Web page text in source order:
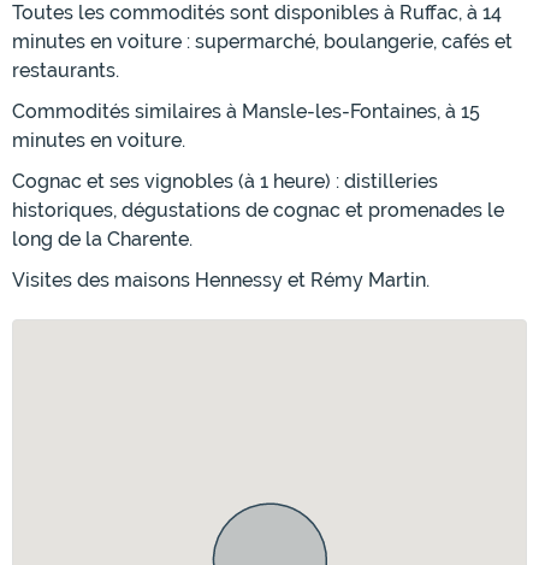
Toutes les commodités sont disponibles à Ruffac, à 14
minutes en voiture : supermarché, boulangerie, cafés et
restaurants.
Commodités similaires à Mansle-les-Fontaines, à 15
minutes en voiture.
Cognac et ses vignobles (à 1 heure) : distilleries
historiques, dégustations de cognac et promenades le
long de la Charente.
Visites des maisons Hennessy et Rémy Martin.